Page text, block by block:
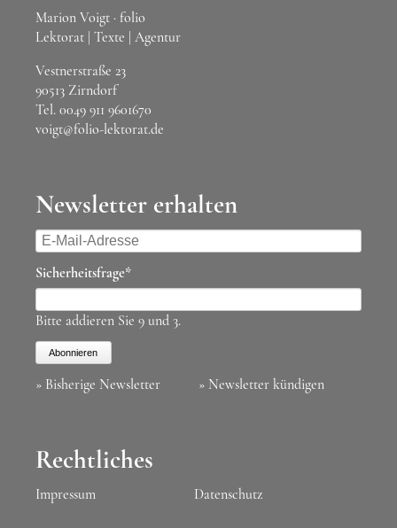
Marion Voigt · folio
Lektorat | Texte | Agentur
Vestnerstraße 23
90513 Zirndorf
Tel. 0049 911 9601670
voigt@folio-lektorat.de
Newsletter erhalten
E-
Mail-
Adresse
Pflichtfeld
Sicherheitsfrage*
Bitte addieren Sie 9 und 3.
Abonnieren
» Bisherige Newsletter » Newsletter kündigen
Rechtliches
Impressum Datenschutz